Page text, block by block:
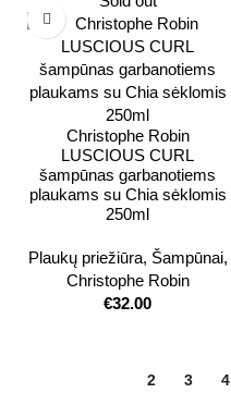
Christophe Robin
LUSCIOUS CURL
šampūnas garbanotiems
plaukams su Chia sėklomis
250ml
Plaukų priežiūra, Šampūnai,
Christophe Robin
€32.00
2 3 4